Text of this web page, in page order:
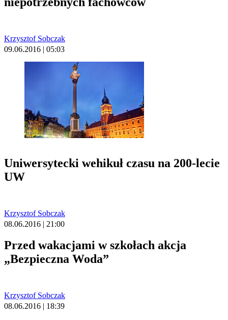
Krzysztof Sobczak
09.06.2016 | 05:03
Uniwersytecki wehikuł czasu na 200-lecie
UW
Krzysztof Sobczak
08.06.2016 | 21:00
Przed wakacjami w szkołach akcja
„Bezpieczna Woda”
Krzysztof Sobczak
08.06.2016 | 18:39